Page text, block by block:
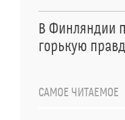
В Финляндии
горькую
САМОЕ ЧИТАЕМОЕ